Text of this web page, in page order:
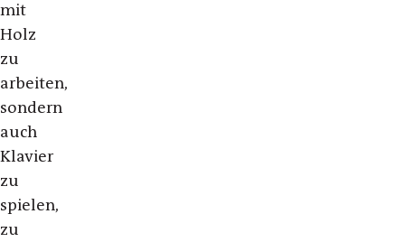
mit
Holz
zu
arbeiten,
sondern
auch
Klavier
zu
spielen,
zu